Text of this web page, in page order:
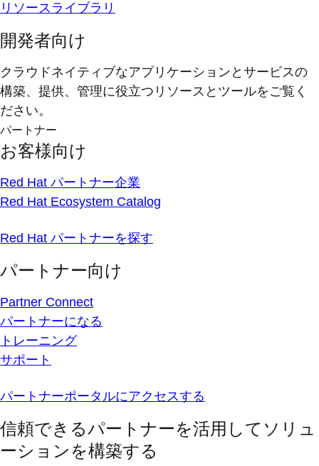
リソースライブラリ
開発者向け
クラウドネイティブなアプリケーションとサービスの
構築、提供、管理に役立つリソースとツールをご覧く
ださい。
パートナー
お客様向け
Red Hat パートナー企業
Red Hat Ecosystem Catalog
Red Hat パートナーを探す
パートナー向け
Partner Connect
パートナーになる
トレーニング
サポート
パートナーポータルにアクセスする
信頼できるパートナーを活用してソリュ
ーションを構築する